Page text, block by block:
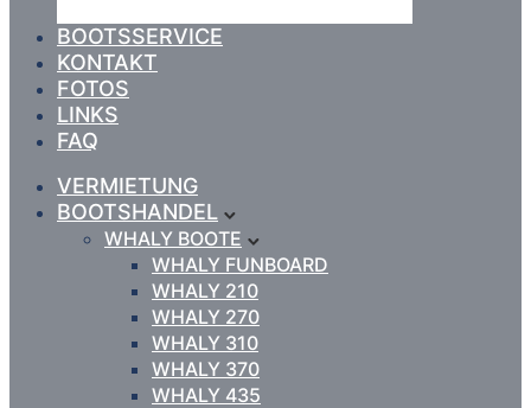
BOOTSSERVICE
KONTAKT
FOTOS
LINKS
FAQ
VERMIETUNG
BOOTSHANDEL
WHALY BOOTE
WHALY FUNBOARD
WHALY 210
WHALY 270
WHALY 310
WHALY 370
WHALY 435